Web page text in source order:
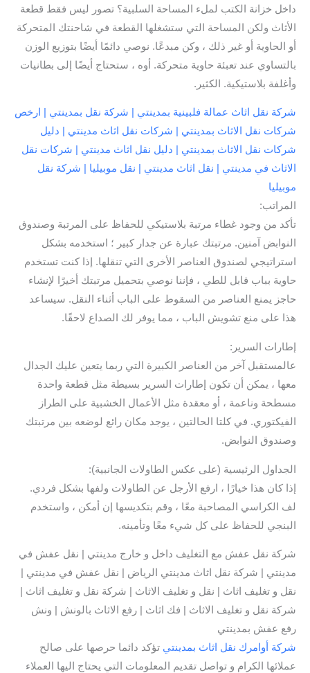
داخل خزانة الكتب لملء المساحة السلبية؟ تصور ليس فقط قطعة
الأثاث ولكن المساحة التي ستشغلها القطعة في شاحنتك المتحركة
أو الحاوية أو غير ذلك ، وكن مبدعًا. نوصي دائمًا أيضًا بتوزيع الوزن
بالتساوي عند تعبئة حاوية متحركة. أوه ، ستحتاج أيضًا إلى بطانيات
وأغلفة بلاستيكية. الكثير.
شركة نقل اثاث عمالة فلبينية بمدينتي | شركة نقل بمدينتي | ارخص
شركات نقل الاثاث بمدينتي | شركات نقل اثاث مدينتي | دليل
شركات نقل الاثاث بمدينتي | دليل نقل اثاث مدينتي | شركات نقل
الاثاث في مدينتي | نقل اثاث مدينتي | نقل موبيليا | شركة نقل
موبيليا
المراتب:
تأكد من وجود غطاء مرتبة بلاستيكي للحفاظ على المرتبة وصندوق
النوابض آمنين. مرتبتك عبارة عن جدار كبير ؛ استخدمه بشكل
استراتيجي لصندوق العناصر الأخرى التي تنقلها. إذا كنت تستخدم
حاوية بباب قابل للطي ، فإننا نوصي بتحميل مرتبتك أخيرًا لإنشاء
حاجز يمنع العناصر من السقوط على الباب أثناء النقل. سيساعد
هذا على منع تشويش الباب ، مما يوفر لك الصداع لاحقًا.
إطارات السرير:
عالمستقبل آخر من العناصر الكبيرة التي ربما يتعين عليك الجدال
معها ، يمكن أن تكون إطارات السرير بسيطة مثل قطعة واحدة
مسطحة وناعمة ، أو معقدة مثل الأعمال الخشبية على الطراز
الفيكتوري. في كلتا الحالتين ، يوجد مكان رائع لوضعه بين مرتبتك
وصندوق النوابض.
الجداول الرئيسية (على عكس الطاولات الجانبية):
إذا كان هذا خيارًا ، ارفع الأرجل عن الطاولات ولفها بشكل فردي.
لف الكراسي المصاحبة معًا ، وقم بتكديسها إن أمكن ، واستخدم
البنجي للحفاظ على كل شيء معًا وتأمينه.
شركة نقل عفش مع التغليف داخل و خارج مدينتي | نقل عفش في
مدينتي | شركة نقل اثاث مدينتي الرياض | نقل عفش في مدينتي |
نقل و تغليف اثاث | نقل و تغليف الاثاث | شركة نقل و تغليف اثاث |
شركة نقل و تغليف الاثاث | فك اثاث | رفع الاثاث بالونش | ونش
رفع عفش بمدينتي
شركة أوامرك نقل اثاث بمدينتي تؤكد دائما حرصها على صالح
عملائها الكرام و تواصل تقديم المعلومات التي يحتاج اليها العملاء